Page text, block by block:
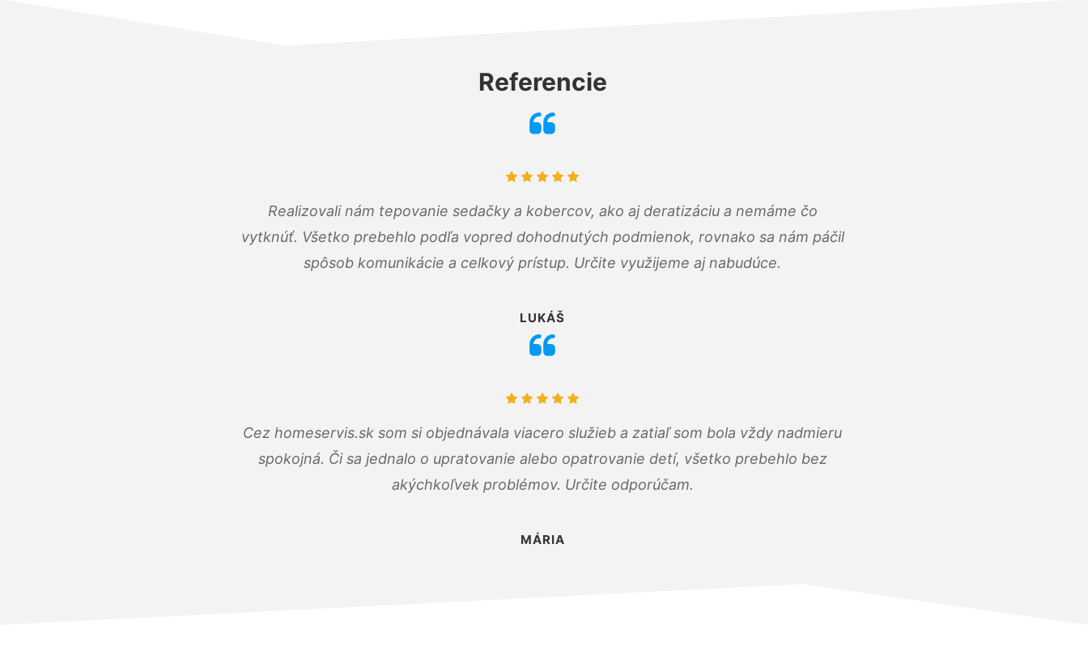
Referencie
Realizovali nám tepovanie sedačky a kobercov, ako aj deratizáciu a nemáme čo
vytknúť. Všetko prebehlo podľa vopred dohodnutých podmienok, rovnako sa nám páčil
spôsob komunikácie a celkový prístup. Určite využijeme aj nabudúce.
LUKÁŠ
Cez homeservis.sk som si objednávala viacero služieb a zatiaľ som bola vždy nadmieru
spokojná. Či sa jednalo o upratovanie alebo opatrovanie detí, všetko prebehlo bez
akýchkoľvek problémov. Určite odporúčam.
MÁRIA